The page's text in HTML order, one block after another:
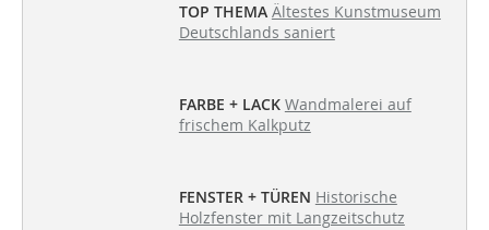
TOP THEMA Ältestes Kunstmuseum
Deutschlands saniert
FARBE + LACK Wandmalerei auf
frischem Kalkputz
FENSTER + TÜREN Historische
Holzfenster mit Langzeitschutz